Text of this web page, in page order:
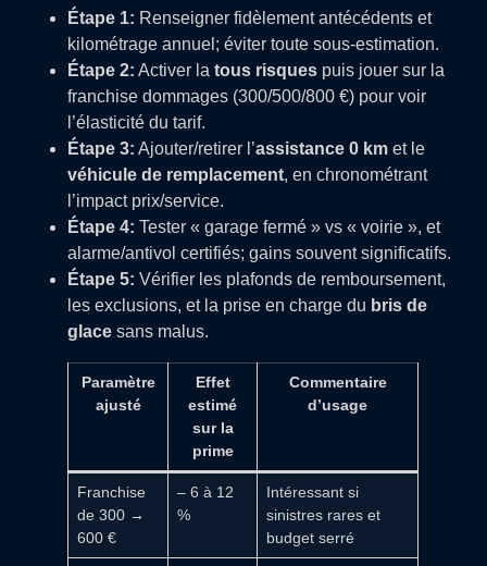
Étape 1: Renseigner fidèlement antécédents et
kilométrage annuel; éviter toute sous-estimation.
Étape 2: Activer latous risques puis jouer sur la
franchise dommages (300/500/800 €) pour voir
l’élasticité du tarif.
Étape 3: Ajouter/retirer l’assistance 0 km et le
véhicule de remplacement, en chronométrant
l’impact prix/service.
Étape 4: Tester « garage fermé » vs « voirie », et
alarme/antivol certifiés; gains souvent significatifs.
Étape 5: Vérifier les plafonds de remboursement,
les exclusions, et la prise en charge du bris de
glace sans malus.
Paramètre
ajusté
Effet
estimé
sur la
prime
Commentaire
d’usage
Franchise
de 300 →
600 €
– 6 à 12
%
Intéressant si
sinistres rares et
budget serré